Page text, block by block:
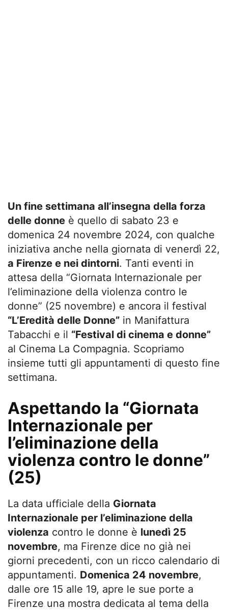
Un fine settimana all’insegna della forza
delle donne è quello di sabato 23 e
domenica 24 novembre 2024, con qualche
iniziativa anche nella giornata di venerdì 22,
a Firenze e nei dintorni. Tanti eventi in
attesa della “Giornata Internazionale per
l’eliminazione della violenza contro le
donne” (25 novembre) e ancora il festival
“L’Eredità delle Donne” in Manifattura
Tabacchi e il “Festival di cinema e donne”
al Cinema La Compagnia. Scopriamo
insieme tutti gli appuntamenti di questo fine
settimana.
Aspettando la “Giornata
Internazionale per
l’eliminazione della
violenza contro le donne”
(25)
La data ufficiale della Giornata
Internazionale per l’eliminazione della
violenza contro le donne è lunedì 25
novembre, ma Firenze dice no già nei
giorni precedenti, con un ricco calendario di
appuntamenti. Domenica 24 novembre,
dalle ore 15 alle 19, apre le sue porte a
Firenze una mostra dedicata al tema della